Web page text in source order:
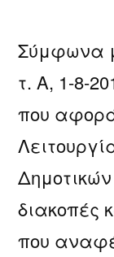
Σύμφωνα
τ. Α, 1-8-
που
διακοπές
που